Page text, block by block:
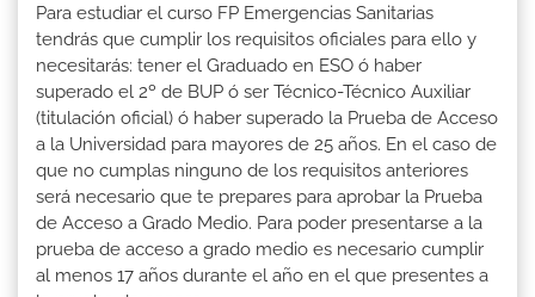
Para estudiar el curso FP Emergencias Sanitarias
tendrás que cumplir los requisitos oficiales para ello y
necesitarás: tener el Graduado en ESO ó haber
superado el 2º de BUP ó ser Técnico-Técnico Auxiliar
(titulación oficial) ó haber superado la Prueba de Acceso
a la Universidad para mayores de 25 años. En el caso de
que no cumplas ninguno de los requisitos anteriores
será necesario que te prepares para aprobar la Prueba
de Acceso a Grado Medio. Para poder presentarse a la
prueba de acceso a grado medio es necesario cumplir
al menos 17 años durante el año en el que presentes a